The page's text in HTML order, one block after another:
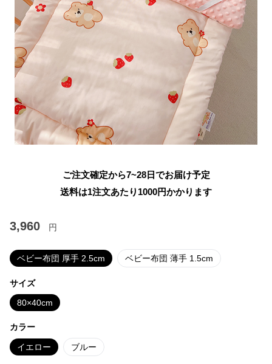
ご注文確定から7~28日でお届け予定
送料は1注文あたり 1000円かかります
3,960 円
ベビー布団 厚手 2.5cm ベビー布団 薄手 1.5cm
サイズ
80×40cm
カラー
イエロー ブルー